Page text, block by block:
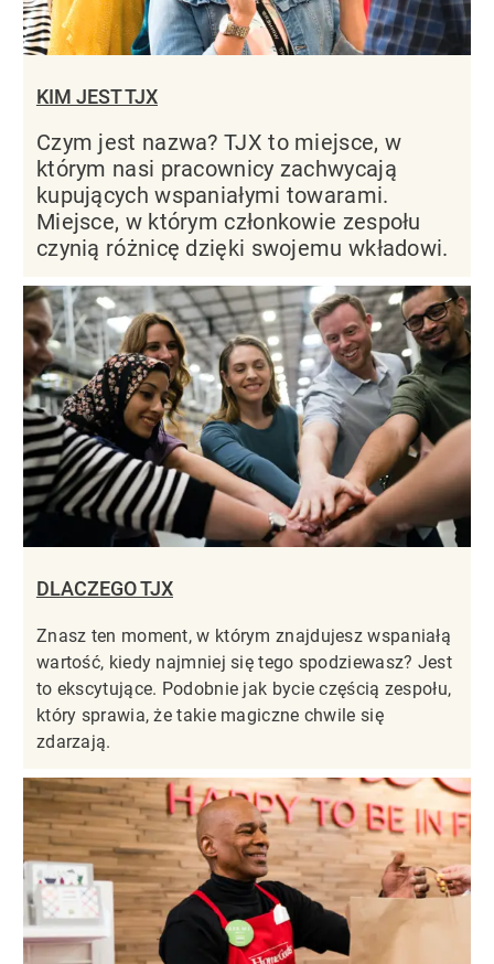
KIM JEST TJX
Czym jest nazwa? TJX to miejsce, w
którym nasi pracownicy zachwycają
kupujących wspaniałymi towarami.
Miejsce, w którym członkowie zespołu
czynią różnicę dzięki swojemu wkładowi.
DLACZEGO TJX
Znasz ten moment, w którym znajdujesz wspaniałą
wartość, kiedy najmniej się tego spodziewasz? Jest
to ekscytujące. Podobnie jak bycie częścią zespołu,
który sprawia, że takie magiczne chwile się
zdarzają.